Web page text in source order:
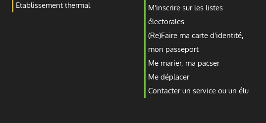
Etablissement thermal
M'inscrire sur les listes
électorales
(Re)Faire ma carte d'identité,
mon passeport
Me marier, ma pacser
Me déplacer
Contacter un service ou un élu